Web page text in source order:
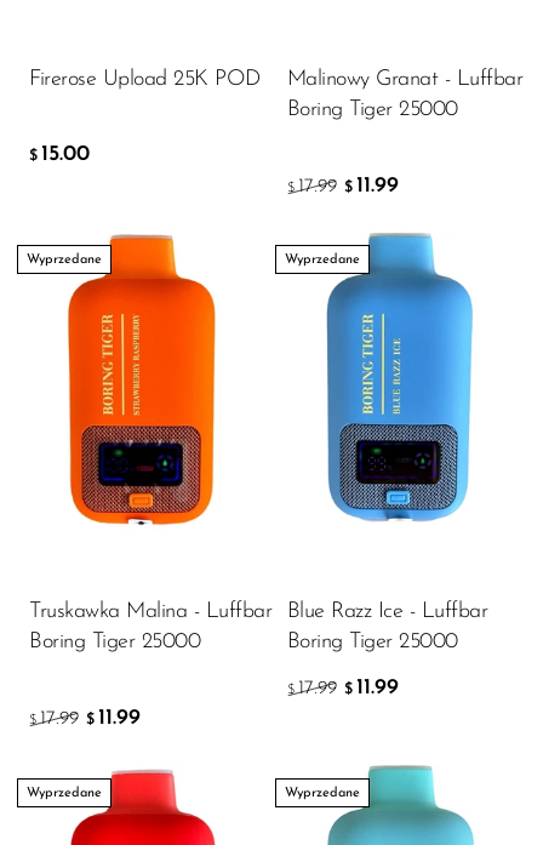
Firerose Upload 25K POD
$ 15.00
Malinowy Granat - Luffbar
Boring Tiger 25000
$ 17.99 $ 11.99
Wyprzedane
Truskawka Malina - Luffbar
Boring Tiger 25000
$ 17.99 $ 11.99
Wyprzedane
Blue Razz Ice - Luffbar
Boring Tiger 25000
$ 17.99 $ 11.99
Wyprzedane Wyprzedane